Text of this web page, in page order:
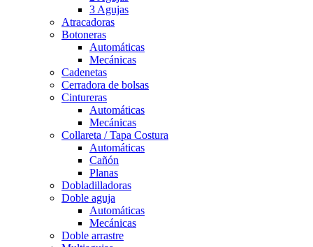
3 Agujas
Atracadoras
Botoneras
Automáticas
Mecánicas
Cadenetas
Cerradora de bolsas
Cintureras
Automáticas
Mecánicas
Collareta / Tapa Costura
Automáticas
Cañón
Planas
Dobladilladoras
Doble aguja
Automáticas
Mecánicas
Doble arrastre